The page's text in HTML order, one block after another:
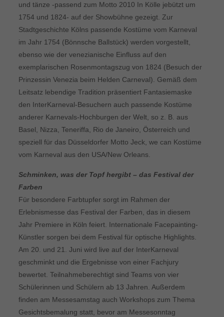
und tänze -passend zum Motto 2010 In Kölle jebützt um
1754 und 1824- auf der Showbühne gezeigt. Zur
Stadtgeschichte Kölns passende Kostüme vom Karneval
im Jahr 1754 (Bönnsche Ballstück) werden vorgestellt,
ebenso wie der venezianische Einfluss auf den
exemplarischen Rosenmontagszug von 1824 (Besuch der
Prinzessin Venezia beim Helden Carneval). Gemäß dem
Leitsatz lebendige Tradition präsentiert Fantasiemaske
den InterKarneval-Besuchern auch passende Kostüme
anderer Karnevals-Hochburgen der Welt, so z. B. aus
Basel, Nizza, Teneriffa, Rio de Janeiro, Österreich und
speziell für das Düsseldorfer Motto Jeck, we can Kostüme
vom Karneval aus den USA/New Orleans.
Schminken, was der Topf hergibt – das Festival der
Farben
Für besondere Farbtupfer sorgt im Rahmen der
Erlebnismesse das Festival der Farben, das in diesem
Jahr Premiere in Köln feiert. Internationale Facepainting-
Künstler sorgen bei dem Festival für optische Highlights.
Am 20. und 21. Juni wird live auf der InterKarneval
geschminkt und die Ergebnisse von einer Fachjury
bewertet. Teilnahmeberechtigt sind Teams von vier
Schülerinnen und Schülern ab 13 Jahren. Außerdem
finden am Messesamstag auch Workshops zum Thema
Gesichtsbemalung statt, bevor am Messesonntag